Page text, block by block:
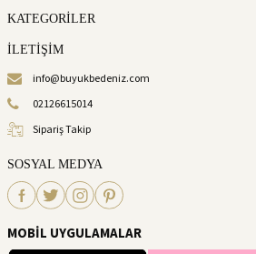
KATEGORİLER
İLETİŞİM
info@buyukbedeniz.com
02126615014
Sipariş Takip
SOSYAL MEDYA
MOBİL UYGULAMALAR